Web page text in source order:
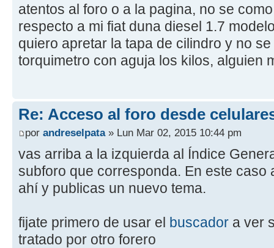
atentos al foro o a la pagina, no se
respecto a mi fiat duna diesel 1.7
quiero apretar la tapa de cilindro y no
torquimetro con aguja los kilos, alguien
Re: Acceso al foro desde
por andreselpata» Lun Mar 02, 2015 10:44 pm
vas arriba a la izquierda al Índice
subforo que corresponda. En este caso
ahí y publicas un nuevo tema.
fijate primero de usar el buscador a ver
tratado por otro forero